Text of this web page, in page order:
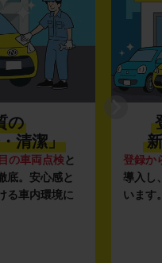
の
清潔」
の車両点検と
底。安心感と
る車内環境に
登録か
導入し
います